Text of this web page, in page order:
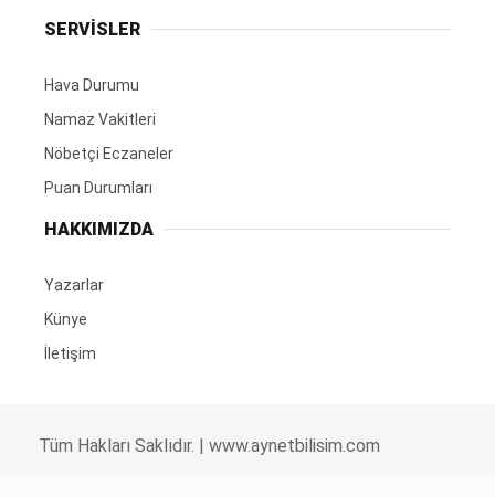
SERVİSLER
Hava Durumu
Namaz Vakitleri
Nöbetçi Eczaneler
Puan Durumları
HAKKIMIZDA
Yazarlar
Künye
İletişim
Tüm Hakları Saklıdır. | www.aynetbilisim.com